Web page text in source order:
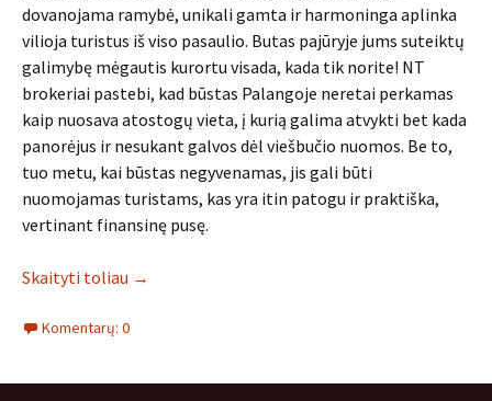
dovanojama ramybė, unikali gamta ir harmoninga aplinka
vilioja turistus iš viso pasaulio. Butas pajūryje jums suteiktų
galimybę mėgautis kurortu visada, kada tik norite! NT
brokeriai pastebi, kad būstas Palangoje neretai perkamas
kaip nuosava atostogų vieta, į kurią galima atvykti bet kada
panorėjus ir nesukant galvos dėl viešbučio nuomos. Be to,
tuo metu, kai būstas negyvenamas, jis gali būti
nuomojamas turistams, kas yra itin patogu ir praktiška,
vertinant finansinę pusę.
Skaityti toliau →
Komentarų: 0